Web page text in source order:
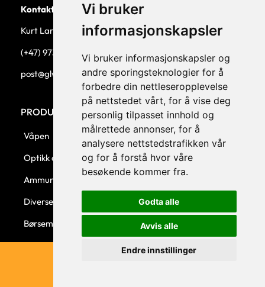
Vi bruker
informasjonskapsler
Vi bruker informasjonskapsler og
andre sporingsteknologier for å
forbedre din nettleseropplevelse
på nettstedet vårt, for å vise deg
personlig tilpasset innhold og
målrettede annonser, for å
analysere nettstedstrafikken vår
og for å forstå hvor våre
besøkende kommer fra.
Godta alle
Avvis alle
Endre innstillinger
Kontaktperson
Kurt Larsen, daglig leder.
(+47) 973 33 332
post@glw.no
PRODUKTKATEGORIER
Våpen
Optikk og montasjer
Ammunisjon
Diverse
Børsemaker